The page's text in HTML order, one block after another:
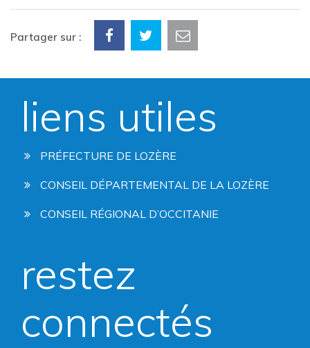
Partager sur :
liens utiles
PRÉFECTURE DE LOZÈRE
CONSEIL DÉPARTEMENTAL DE LA LOZÈRE
CONSEIL RÉGIONAL D’OCCITANIE
restez
connectés